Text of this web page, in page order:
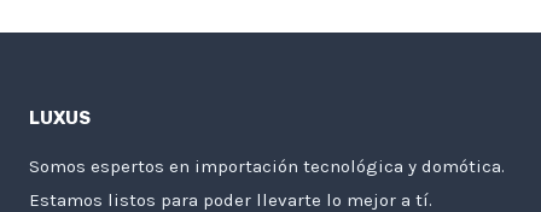
LUXUS
Somos espertos en importación tecnológica y domótica.
Estamos listos para poder llevarte lo mejor a tí.